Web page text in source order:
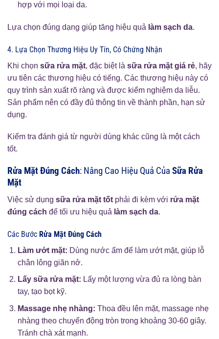
hợp với mọi loại da.
Lựa chọn đúng dạng giúp tăng hiệu quả làm sạch da.
4. Lựa Chọn Thương Hiệu Uy Tín, Có Chứng Nhận
Khi chọn sữa rửa mặt, đặc biệt là sữa rửa mặt giá rẻ, hãy
ưu tiên các thương hiệu có tiếng. Các thương hiệu này có
quy trình sản xuất rõ ràng và được kiểm nghiệm da liễu.
Sản phẩm nên có đầy đủ thông tin về thành phần, hạn sử
dụng.
Kiểm tra đánh giá từ người dùng khác cũng là một cách
tốt.
Rửa Mặt Đúng Cách: Nâng Cao Hiệu Quả Của Sữa Rửa
Mặt
Việc sử dụng sữa rửa mặt tốt phải đi kèm với rửa mặt
đúng cách để tối ưu hiệu quả làm sạch da.
Các Bước Rửa Mặt Đúng Cách
Làm ướt mặt: Dùng nước ấm để làm ướt mặt, giúp lỗ
chân lông giãn nở.
Lấy sữa rửa mặt: Lấy một lượng vừa đủ ra lòng bàn
tay, tạo bọt kỹ.
Massage nhẹ nhàng: Thoa đều lên mặt, massage nhẹ
nhàng theo chuyển động tròn trong khoảng 30-60 giây.
Tránh chà xát mạnh.